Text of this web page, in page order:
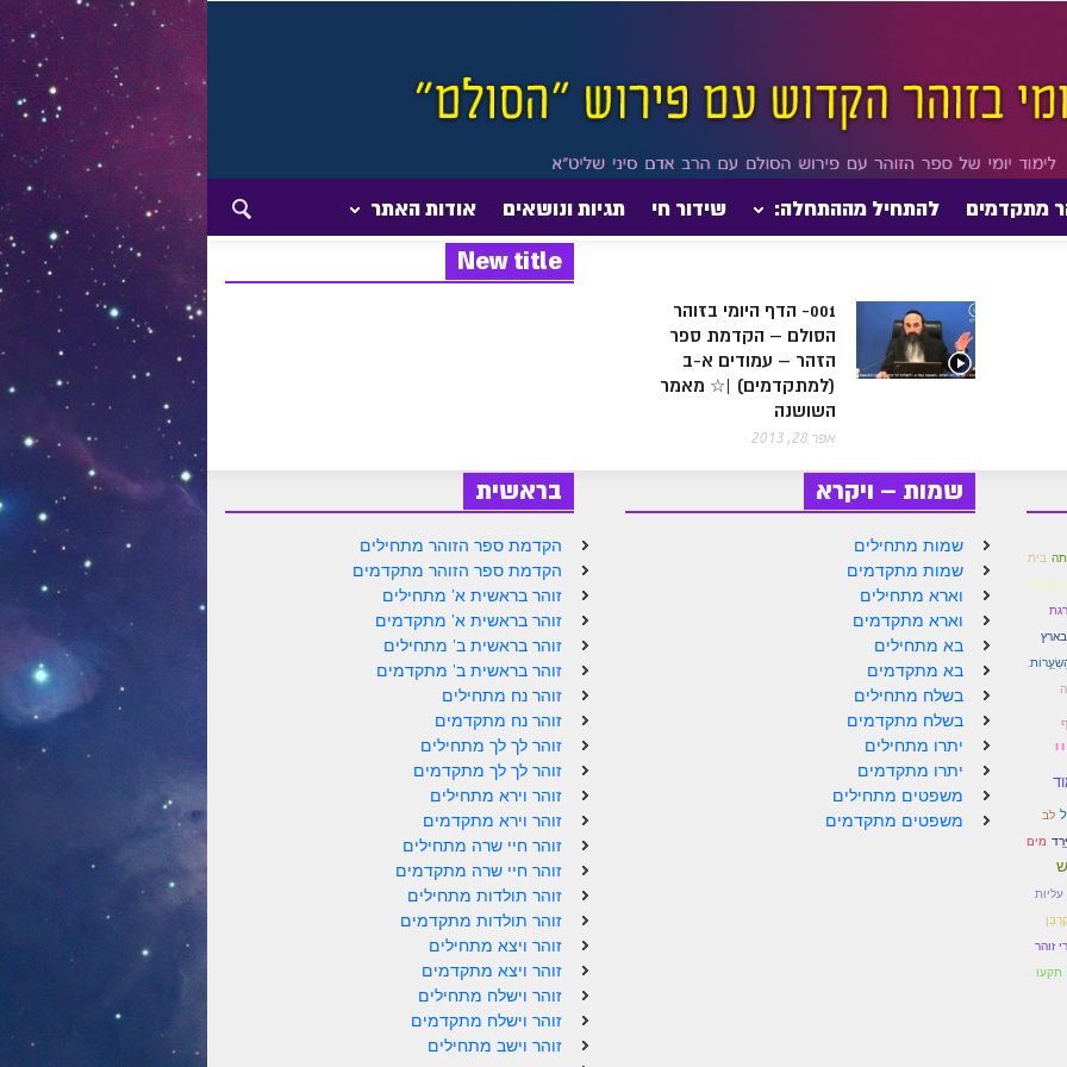
מתקדמים להתחיל מההתחלה: שידור חי תגיות ונושאים אודות האתר
New title
001- הדף היומי בזוהר
הסולם – הקדמת ספר
הזהר – עמודים א-ב
(למתקדמים) |☆ מאמר
השושנה
אפר 28, 2013
בראשית
הקדמת ספר הזוהר מתחילים
הקדמת ספר הזוהר מתקדמים
זוהר בראשית א' מתחילים
זוהר בראשית א' מתקדמים
זוהר בראשית ב' מתחילים
זוהר בראשית ב' מתקדמים
זוהר נח מתחילים
זוהר נח מתקדמים
זוהר לך לך מתחילים
זוהר לך לך מתקדמים
זוהר וירא מתחילים
זוהר וירא מתקדמים
זוהר חיי שרה מתחילים
זוהר חיי שרה מתקדמים
זוהר תולדות מתחילים
זוהר תולדות מתקדמים
זוהר ויצא מתחילים
זוהר ויצא מתקדמים
זוהר וישלח מתחילים
זוהר וישלח מתקדמים
זוהר וישב מתחילים
שמות – ויקרא
שמות מתחילים
שמות מתקדמים
וארא מתחילים
וארא מתקדמים
בא מתחילים
בא מתקדמים
בשלח מתחילים
בשלח מתקדמים
יתרו מתחילים
יתרו מתקדמים
משפטים מתחילים
משפטים מתקדמים
בית
הַדְרַת
בארץ
לב
מים
עליות
זוהר
תקעו